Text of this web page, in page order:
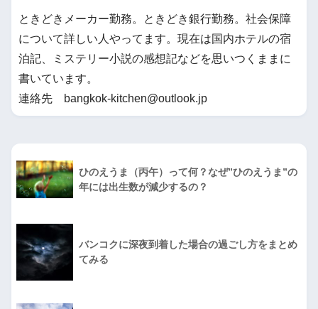
ときどきメーカー勤務。ときどき銀行勤務。社会保障
について詳しい人やってます。現在は国内ホテルの宿
泊記、ミステリー小説の感想記などを思いつくままに
書いています。
連絡先 bangkok-kitchen@outlook.jp
ひのえうま（丙午）って何？なぜ”ひのえうま”の
年には出生数が減少するの？
バンコクに深夜到着した場合の過ごし方をまとめ
てみる